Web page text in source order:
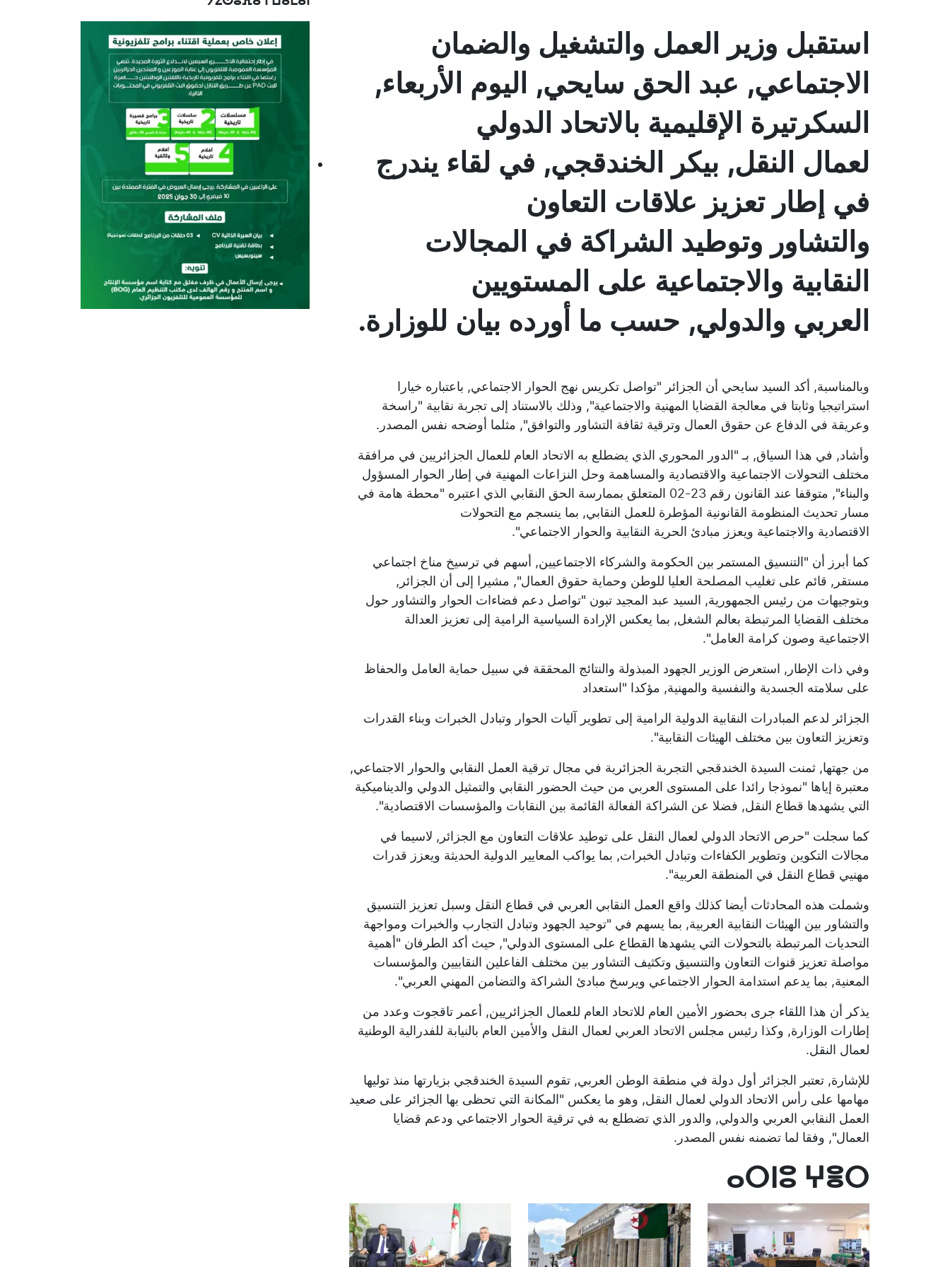
استقبل وزير العمل والتشغيل والضمان
الاجتماعي, عبد الحق سايحي, اليوم الأربعاء,
السكرتيرة الإقليمية بالاتحاد الدولي
لعمال النقل, بيكر الخندقجي, في لقاء يندرج
في إطار تعزيز علاقات التعاون
والتشاور وتوطيد الشراكة في المجالات
النقابية والاجتماعية على المستويين
العربي والدولي, حسب ما أورده بيان للوزارة.
وبالمناسبة, أكد السيد سايحي أن الجزائر "تواصل تكريس نهج الحوار الاجتماعي, باعتباره خيارا
استراتيجيا وثابتا في معالجة القضايا المهنية والاجتماعية", وذلك بالاستناد إلى تجربة نقابية "راسخة
وعريقة في الدفاع عن حقوق العمال وترقية ثقافة التشاور والتوافق", مثلما أوضحه نفس المصدر.
وأشاد, في هذا السياق, بـ "الدور المحوري الذي يضطلع به الاتحاد العام للعمال الجزائريين في مرافقة
مختلف التحولات الاجتماعية والاقتصادية والمساهمة وحل النزاعات المهنية في إطار الحوار المسؤول
والبناء", متوقفا عند القانون رقم 23-02 المتعلق بممارسة الحق النقابي الذي اعتبره "محطة هامة في
مسار تحديث المنظومة القانونية المؤطرة للعمل النقابي, بما ينسجم مع التحولات
الاقتصادية والاجتماعية ويعزز مبادئ الحرية النقابية والحوار الاجتماعي".
كما أبرز أن "التنسيق المستمر بين الحكومة والشركاء الاجتماعيين, أسهم في ترسيخ مناخ اجتماعي
مستقر, قائم على تغليب المصلحة العليا للوطن وحماية حقوق العمال", مشيرا إلى أن الجزائر,
وبتوجيهات من رئيس الجمهورية, السيد عبد المجيد تبون "تواصل دعم فضاءات الحوار والتشاور حول
مختلف القضايا المرتبطة بعالم الشغل, بما يعكس الإرادة السياسية الرامية إلى تعزيز العدالة
الاجتماعية وصون كرامة العامل".
وفي ذات الإطار, استعرض الوزير الجهود المبذولة والنتائج المحققة في سبيل حماية العامل والحفاظ
على سلامته الجسدية والنفسية والمهنية, مؤكدا "استعداد
الجزائر لدعم المبادرات النقابية الدولية الرامية إلى تطوير آليات الحوار وتبادل الخبرات وبناء القدرات
وتعزيز التعاون بين مختلف الهيئات النقابية".
من جهتها, ثمنت السيدة الخندقجي التجربة الجزائرية في مجال ترقية العمل النقابي والحوار الاجتماعي,
معتبرة إياها "نموذجا رائدا على المستوى العربي من حيث الحضور النقابي والتمثيل الدولي والديناميكية
التي يشهدها قطاع النقل, فضلا عن الشراكة الفعالة القائمة بين النقابات والمؤسسات الاقتصادية".
كما سجلت "حرص الاتحاد الدولي لعمال النقل على توطيد علاقات التعاون مع الجزائر, لاسيما في
مجالات التكوين وتطوير الكفاءات وتبادل الخبرات, بما يواكب المعايير الدولية الحديثة ويعزز قدرات
مهنيي قطاع النقل في المنطقة العربية".
وشملت هذه المحادثات أيضا كذلك واقع العمل النقابي العربي في قطاع النقل وسبل تعزيز التنسيق
والتشاور بين الهيئات النقابية العربية, بما يسهم في "توحيد الجهود وتبادل التجارب والخبرات ومواجهة
التحديات المرتبطة بالتحولات التي يشهدها القطاع على المستوى الدولي", حيث أكد الطرفان "أهمية
مواصلة تعزيز قنوات التعاون والتنسيق وتكثيف التشاور بين مختلف الفاعلين النقابيين والمؤسسات
المعنية, بما يدعم استدامة الحوار الاجتماعي ويرسخ مبادئ الشراكة والتضامن المهني العربي".
يذكر أن هذا اللقاء جرى بحضور الأمين العام للاتحاد العام للعمال الجزائريين, أعمر تاقجوت وعدد من
إطارات الوزارة, وكذا رئيس مجلس الاتحاد العربي لعمال النقل والأمين العام بالنيابة للفدرالية الوطنية
لعمال النقل.
للإشارة, تعتبر الجزائر أول دولة في منطقة الوطن العربي, تقوم السيدة الخندقجي بزيارتها منذ توليها
مهامها على رأس الاتحاد الدولي لعمال النقل, وهو ما يعكس "المكانة التي تحظى بها الجزائر على صعيد
العمل النقابي العربي والدولي, والدور الذي تضطلع به في ترقية الحوار الاجتماعي ودعم قضايا
العمال", وفقا لما تضمنه نفس المصدر.
ⴰⵔⵏⵓ ⵖⴻⵔ